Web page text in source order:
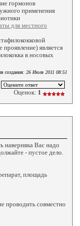
гормонов
применения
для местного
является
в носовых
создания: 26 Июля 2011 08:51
Оценок: 1
наверняка Вас надо
- пустое дело.
площадь
проводить совместно